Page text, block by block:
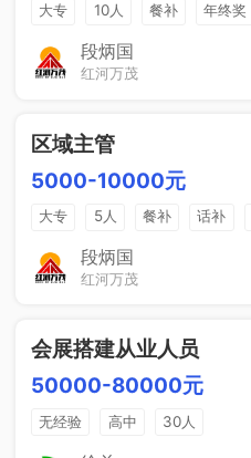
大专 10人 餐补 年终奖
晋升空间
节日福利
段炳国
红河万茂
区域主管
5000-10000元
大专 5人 餐补 话补
带薪年假
工作餐
晋升空间
段炳国
红河万茂
会展搭建从业人员
50000-80000元
无经验 高中 30人